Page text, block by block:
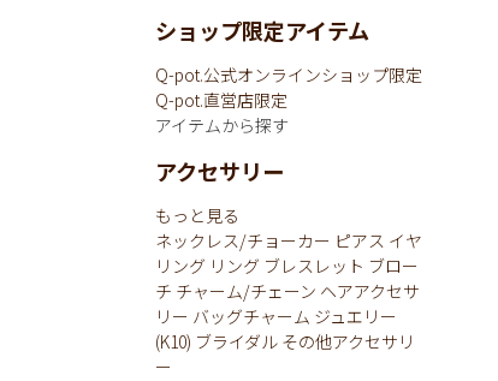
ショップ限定アイテム
Q-pot.公式オンラインショップ限定
Q-pot.直営店限定
アイテムから探す
アクセサリー
もっと見る
ネックレス/チョーカー ピアス イヤ
リング リング ブレスレット ブロー
チ チャーム/チェーン ヘアアクセサ
リー バッグチャーム ジュエリー
(K10) ブライダル その他アクセサリ
ー